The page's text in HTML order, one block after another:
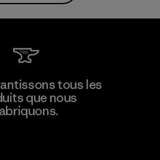
tous les
que nous